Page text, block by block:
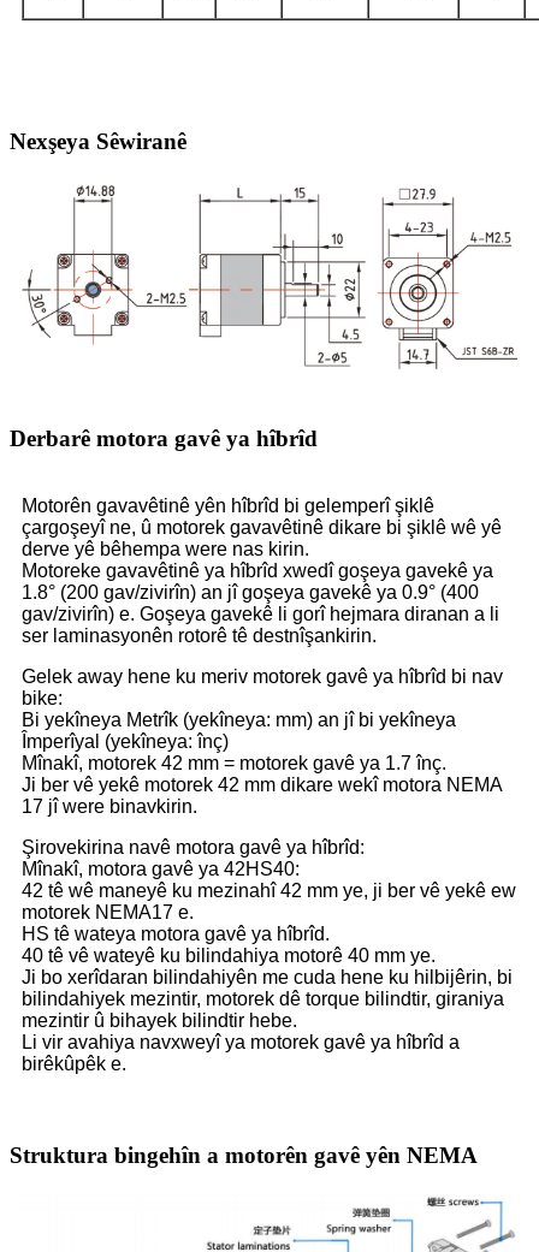
Nexşeya Sêwiranê
Derbarê motora gavê ya hîbrîd
Motorên gavavêtinê yên hîbrîd bi gelemperî şiklê
çargoşeyî ne, û motorek gavavêtinê dikare bi şiklê wê yê
derve yê bêhempa were nas kirin.
Motoreke gavavêtinê ya hîbrîd xwedî goşeya gavekê ya
1.8° (200 gav/zivirîn) an jî goşeya gavekê ya 0.9° (400
gav/zivirîn) e. Goşeya gavekê li gorî hejmara diranan a li
ser laminasyonên rotorê tê destnîşankirin.
Gelek away hene ku meriv motorek gavê ya hîbrîd bi nav
bike:
Bi yekîneya Metrîk (yekîneya: mm) an jî bi yekîneya
Împerîyal (yekîneya: înç)
Mînakî, motorek 42 mm = motorek gavê ya 1.7 înç.
Ji ber vê yekê motorek 42 mm dikare wekî motora NEMA
17 jî were binavkirin.
Şirovekirina navê motora gavê ya hîbrîd:
Mînakî, motora gavê ya 42HS40:
42 tê wê maneyê ku mezinahî 42 mm ye, ji ber vê yekê ew
motorek NEMA17 e.
HS tê wateya motora gavê ya hîbrîd.
40 tê vê wateyê ku bilindahiya motorê 40 mm ye.
Ji bo xerîdaran bilindahiyên me cuda hene ku hilbijêrin, bi
bilindahiyek mezintir, motorek dê torque bilindtir, giraniya
mezintir û bihayek bilindtir hebe.
Li vir avahiya navxweyî ya motorek gavê ya hîbrîd a
birêkûpêk e.
Struktura bingehîn a motorên gavê yên NEMA